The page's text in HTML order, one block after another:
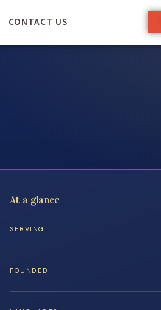
CONTACT US
At a glance
SERVING
FOUNDED